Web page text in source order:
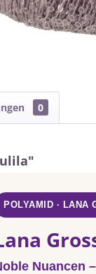
0
POLYAMID · LANA
Nuancen